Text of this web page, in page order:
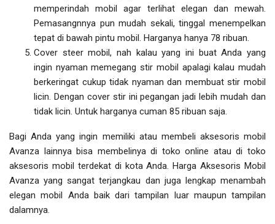
memperindah mobil agar terlihat elegan dan mewah.
Pemasangnnya pun mudah sekali, tinggal menempelkan
tepat di bawah pintu mobil. Harganya hanya 78 ribuan.
Cover steer mobil, nah kalau yang ini buat Anda yang
ingin nyaman memegang stir mobil apalagi kalau mudah
berkeringat cukup tidak nyaman dan membuat stir mobil
licin. Dengan cover stir ini pegangan jadi lebih mudah dan
tidak licin. Untuk harganya cuman 85 ribuan saja.
Bagi Anda yang ingin memiliki atau membeli aksesoris mobil
Avanza lainnya bisa membelinya di toko online atau di toko
aksesoris mobil terdekat di kota Anda.Harga Aksesoris Mobil
Avanzayang sangat terjangkau dan juga lengkap menambah
elegan mobil Anda baik dari tampilan luar maupun tampilan
dalamnya.